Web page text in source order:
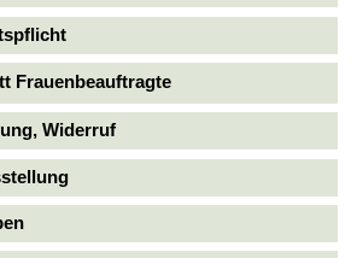
Frauenbeauftragte
Widerruf